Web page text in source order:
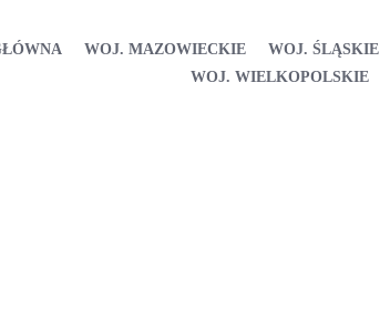
WOJ. MAZOWIECKIE WOJ. ŚLĄSKIE
WOJ. WIELKOPOLSKIE